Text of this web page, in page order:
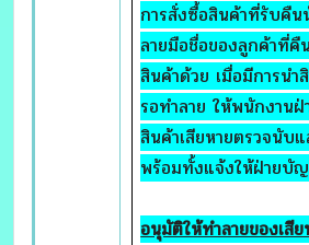
การสั่งซื้อสินค้าที่รับคืน
ลายมือชื่อของลูกค้าที่
สินค้าด้วย เมื่อมีการนำ
รอทำลาย ให้พนักงาน
สินค้าเสียหายตรวจนับ
พร้อมทั้งแจ้งให้ฝ่ายบั
(
อนุมัติให้ทำลายของเสี